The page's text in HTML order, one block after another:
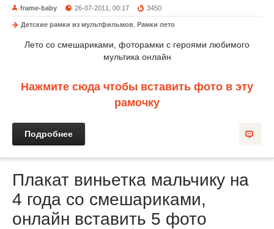
frame-baby 26-07-2011, 00:17 3450
Детские рамки из мультфильмов Рамки лето
Лето со смешариками, фоторамки с героями любимого
мультика онлайн
Нажмите сюда чтобы вставить фото в эту
рамочку
Подробнее
Плакат виньетка мальчику на
4 года со смешариками,
онлайн вставить 5 фото